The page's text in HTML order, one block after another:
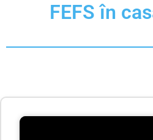
FEFS în